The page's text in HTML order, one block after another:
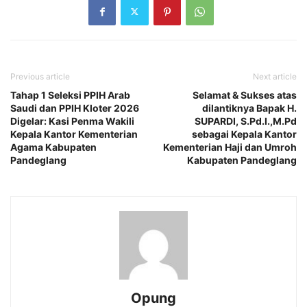
Previous article
Tahap 1 Seleksi PPIH Arab
Saudi dan PPIH Kloter 2026
Digelar: Kasi Penma Wakili
Kepala Kantor Kementerian
Agama Kabupaten
Pandeglang
Next article
Selamat & Sukses atas
dilantiknya Bapak H.
SUPARDI, S.Pd.I.,M.Pd
sebagai Kepala Kantor
Kementerian Haji dan Umroh
Kabupaten Pandeglang
Opung